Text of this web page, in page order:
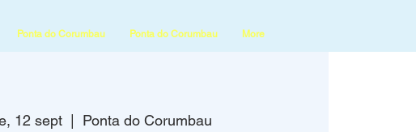
Ponta do Corumbau Ponta do Corumbau More
12 sept
  |
Ponta do Corumbau